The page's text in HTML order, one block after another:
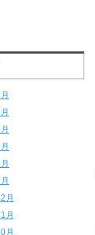
月
月
月